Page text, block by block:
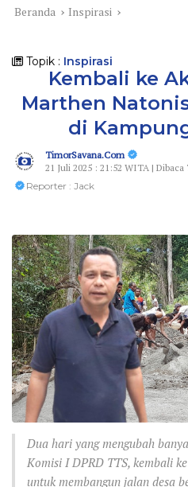
Beranda Inspirasi
Topik : Inspirasi
Kembali ke
Marthen
di
TimorSavana.Com
21 Juli 2025 : 21:52 WITA | Dibaca
Reporter : Jack
Dua hari yang mengubah
Komisi I DPRD TTS, kembali
untuk membangun jalan desa